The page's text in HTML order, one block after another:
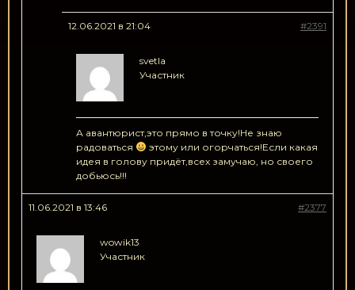
12.06.2021 в 21:04 #2391
svetla
Участник
А авантюрист,это прямо в точку!Не знаю
радоваться
этому или огорчаться!Если какая
идея в голову придёт,всех замучаю, но своего
добьюсь!!!
11.06.2021 в 13:46 #2377
wowik13
Участник